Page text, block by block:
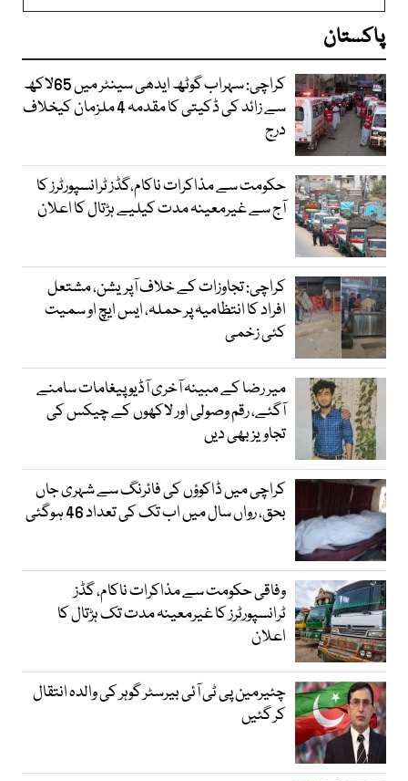
پاکستان
کراچی: سہراب گوٹھ ایدھی سینٹر میں 65لاکھ
سے زائد کی ڈکیتی کا مقدمہ 4 ملزمان کیخلاف
درج
حکومت سے مذاکرات ناکام،گڈز ٹرانسپورٹرز کا
آج سے غیرمعینہ مدت کیلیے ہڑتال کا اعلان
کراچی: تجاوزات کے خلاف آپریشن، مشتعل
افراد کا انتظامیہ پر حملہ، ایس ایچ او سمیت
کئی زخمی
میر رضا کے مبینہ آخری آڈیو پیغامات سامنے
آگئے، رقم وصولی اور لاکھوں کے چیکس کی
تجاویز بھی دیں
کراچی میں ڈاکوؤں کی فائرنگ سے شہری جاں
بحق، رواں سال میں اب تک کی تعداد 46 ہوگئی
وفاقی حکومت سے مذاکرات ناکام، گڈز
ٹرانسپورٹرز کا غیرمعینہ مدت تک ہڑتال کا
اعلان
چئیرمین پی ٹی آئی بیرسٹر گوہر کی والدہ انتقال
کر گئیں